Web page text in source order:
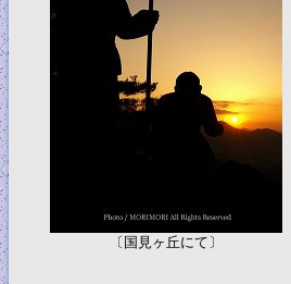
〔国見ヶ丘にて〕